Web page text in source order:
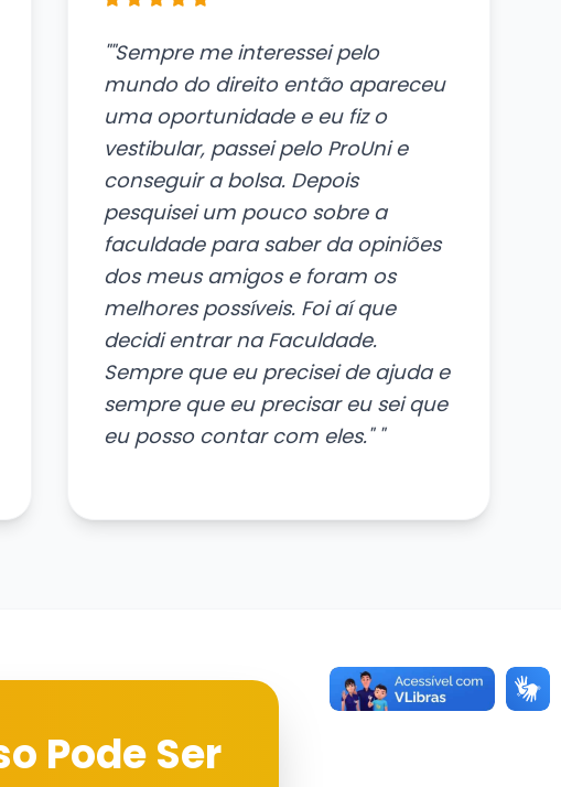
""Sempre me interessei pelo
mundo do direito então apareceu
uma oportunidade e eu fiz o
vestibular, passei pelo ProUni e
conseguir a bolsa. Depois
pesquisei um pouco sobre a
faculdade para saber da opiniões
dos meus amigos e foram os
melhores possíveis. Foi aí que
decidi entrar na Faculdade.
Sempre que eu precisei de ajuda e
sempre que eu precisar eu sei que
eu posso contar com eles." "
Pode Ser